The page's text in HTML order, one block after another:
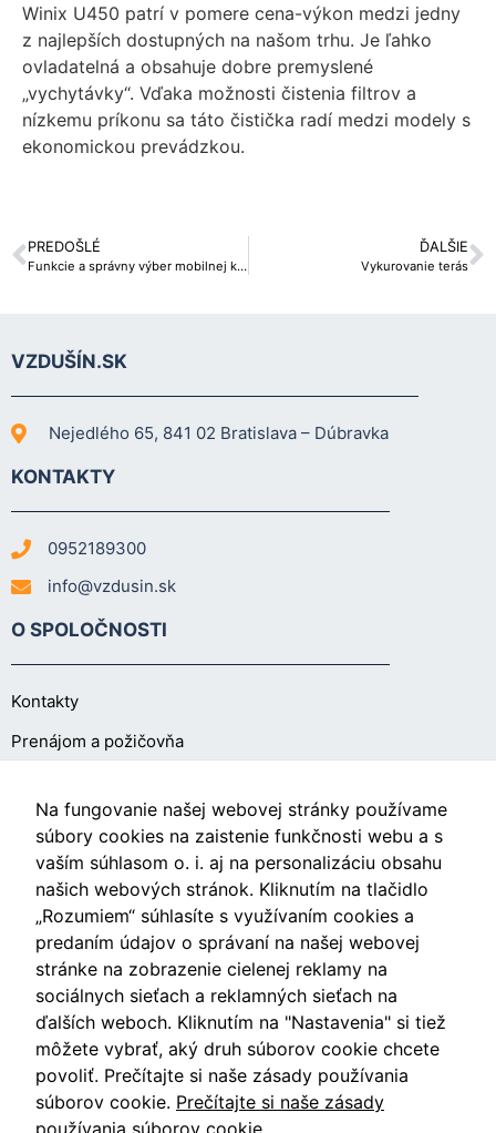
Winix U450 patrí v pomere cena-výkon medzi jedny
z najlepších dostupných na našom trhu. Je ľahko
ovladatelná a obsahuje dobre premyslené
„vychytávky“. Vďaka možnosti čistenia filtrov a
nízkemu príkonu sa táto čistička radí medzi modely s
ekonomickou prevádzkou.
PREDOŠLÉ
Funkcie a správny výber mobilnej klimatizácie
ĎALŠIE
Vykurovanie terás
VZDUŠÍN.SK
Nejedlého 65, 841 02 Bratislava – Dúbravka
KONTAKTY
0952189300
info@vzdusin.sk
O SPOLOČNOSTI
Kontakty
Prenájom a požičovňa
O NÁKUPE
Obchodné podmienky
Ochrana osobných údajov
Nastavenia cookies
Videá
Blog
Na fungovanie našej webovej stránky používame
súbory cookies na zaistenie funkčnosti webu a s
vaším súhlasom o. i. aj na personalizáciu obsahu
našich webových stránok. Kliknutím na tlačidlo
„Rozumiem“ súhlasíte s využívaním cookies a
predaním údajov o správaní na našej webovej
stránke na zobrazenie cielenej reklamy na
sociálnych sieťach a reklamných sieťach na
ďalších weboch. Kliknutím na "Nastavenia" si tiež
môžete vybrať, aký druh súborov cookie chcete
povoliť. Prečítajte si naše zásady používania
súborov cookie. Prečítajte si naše zásady
používania súborov cookie